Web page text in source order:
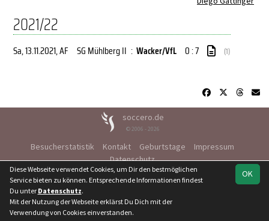
2021/22
Sa, 13.11.2021, AF SG Mühlberg II : Wacker/VfL 0 : 7 (1)
soccero.de
© 2006 - 2026
Besucherstatistik Kontakt Geburtstage
Impressum
Datenschutz
OK
Diese Webseite verwendet Cookies, um Dir den bestmöglichen
Service bieten zu können. Entsprechende Informationen findest
Du unter Datenschutz.
Mit der Nutzung der Webseite erklärst Du Dich mit der
Verwendung von Cookies einverstanden.